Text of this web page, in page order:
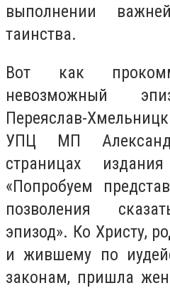
выполнении
таинства.
Вот как
невозможный
Переяслав-
УПЦ МП
страницах
«Попробуем
позволения
эпизод». Ко Христу,
и жившему по
законам, пришла